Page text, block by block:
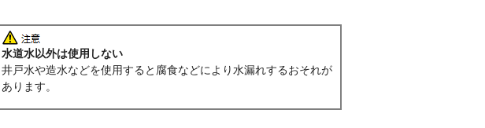
水道水以外は使用しない
井戸水や造水などを使用すると腐食などにより水漏れするおそれが
あります。